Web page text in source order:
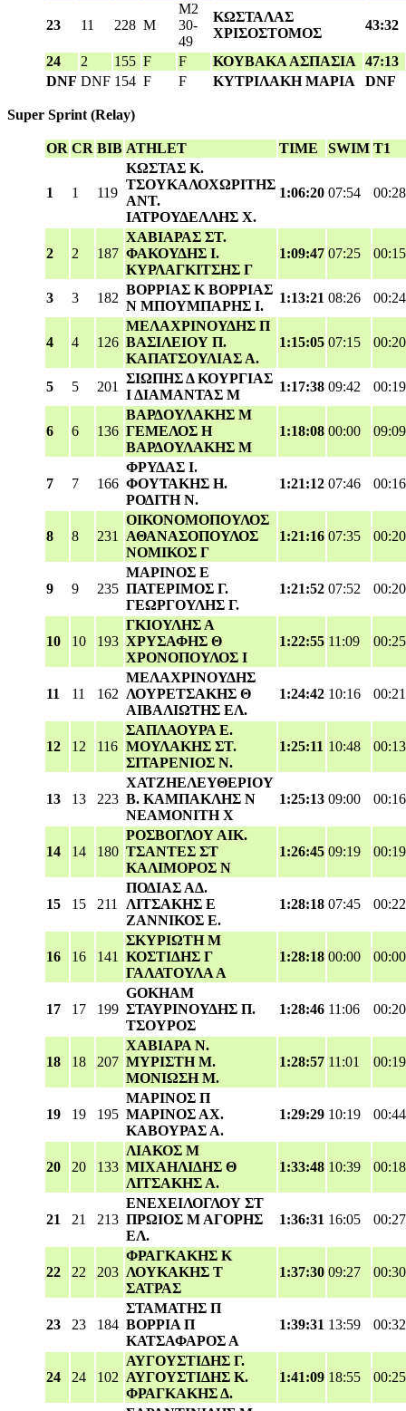
23 11 228 M
M2
30-
49
ΚΩΣΤΑΛΑΣ
ΧΡΙΣΟΣΤΟΜΟΣ
43:32
24 2 155 F F ΚΟΥΒΑΚΑ ΑΣΠΑΣΙΑ
47:13
DNF DNF 154 F F ΚΥΤΡΙΛΑΚΗ ΜΑΡΙΑ DNF
Super Sprint (Relay)
OR CR BIB ATHLET TIME SWIM T1
1 1 119
ΚΩΣΤΑΣ Κ.
ΤΣΟΥΚΑΛΟΧΩΡΙΤΗΣ
ΑΝΤ.
ΙΑΤΡΟΥΔΕΛΛΗΣ Χ.
1:06:20 07:54 00:28
2 2 187
ΧΑΒΙΑΡΑΣ ΣΤ.
ΦΑΚΟΥΔΗΣ Ι.
ΚΥΡΛΑΓΚΙΤΣΗΣ Γ
1:09:47 07:25 00:15
3 3 182
ΒΟΡΡΙΑΣ Κ ΒΟΡΡΙΑΣ
Ν ΜΠΟΥΜΠΑΡΗΣ Ι.
1:13:21 08:26 00:24
4 4 126
ΜΕΛΑΧΡΙΝΟΥΔΗΣ Π
ΒΑΣΙΛΕΙΟΥ Π.
ΚΑΠΑΤΣΟΥΛΙΑΣ Α.
1:15:05 07:15 00:20
5 5 201
ΣΙΩΠΗΣ Δ ΚΟΥΡΓΙΑΣ
Ι ΔΙΑΜΑΝΤΑΣ Μ
1:17:38 09:42 00:19
6 6 136
ΒΑΡΔΟΥΛΑΚΗΣ Μ
ΓΕΜΕΛΟΣ Η
ΒΑΡΔΟΥΛΑΚΗΣ Μ
1:18:08 00:00 09:09
7 7 166
ΦΡΥΔΑΣ Ι.
ΦΟΥΤΑΚΗΣ Η.
ΡΟΔΙΤΗ Ν.
1:21:12 07:46 00:16
8 8 231
ΟΙΚΟΝΟΜΟΠΟΥΛΟΣ
ΑΘΑΝΑΣΟΠΟΥΛΟΣ
ΝΟΜΙΚΟΣ Γ
1:21:16 07:35 00:20
9 9 235
ΜΑΡΙΝΟΣ Ε
ΠΑΤΕΡΙΜΟΣ Γ.
ΓΕΩΡΓΟΥΛΗΣ Γ.
1:21:52 07:52 00:20
10 10 193
ΓΚΙΟΥΛΗΣ Α
ΧΡΥΣΑΦΗΣ Θ
ΧΡΟΝΟΠΟΥΛΟΣ Ι
1:22:55 11:09 00:25
11 11 162
ΜΕΛΑΧΡΙΝΟΥΔΗΣ
ΛΟΥΡΕΤΣΑΚΗΣ Θ
ΑΙΒΑΛΙΩΤΗΣ ΕΛ.
1:24:42 10:16 00:21
12 12 116
ΣΑΠΛΑΟΥΡΑ Ε.
ΜΟΥΛΑΚΗΣ ΣΤ.
ΣΙΤΑΡΕΝΙΟΣ Ν.
1:25:11 10:48 00:13
13 13 223
ΧΑΤΖΗΕΛΕΥΘΕΡΙΟΥ
Β. ΚΑΜΠΑΚΛΗΣ Ν
ΝΕΑΜΟΝΙΤΗ Χ
1:25:13 09:00 00:16
14 14 180
ΡΟΣΒΟΓΛΟΥ ΑΙΚ.
ΤΣΑΝΤΕΣ ΣΤ
ΚΑΛΙΜΟΡΟΣ Ν
1:26:45 09:19 00:19
15 15 211
ΠΟΔΙΑΣ ΑΔ.
ΛΙΤΣΑΚΗΣ Ε
ΖΑΝΝΙΚΟΣ Ε.
1:28:18 07:45 00:22
16 16 141
ΣΚΥΡΙΩΤΗ Μ
ΚΟΣΤΙΔΗΣ Γ
ΓΑΛΑΤΟΥΛΑ Α
1:28:18 00:00 00:00
17 17 199
GOKHAM
ΣΤΑΥΡΙΝΟΥΔΗΣ Π.
ΤΣΟΥΡΟΣ
1:28:46 11:06 00:20
18 18 207
ΧΑΒΙΑΡΑ Ν.
ΜΥΡΙΣΤΗ Μ.
ΜΟΝΙΩΣΗ Μ.
1:28:57 11:01 00:19
19 19 195
ΜΑΡΙΝΟΣ Π
ΜΑΡΙΝΟΣ ΑΧ.
ΚΑΒΟΥΡΑΣ Α.
1:29:29 10:19 00:44
20 20 133
ΛΙΑΚΟΣ Μ
ΜΙΧΑΗΛΙΔΗΣ Θ
ΛΙΤΣΑΚΗΣ Α.
1:33:48 10:39 00:18
21 21 213
ΕΝΕΧΕΙΛΟΓΛΟΥ ΣΤ
ΠΡΩΙΟΣ Μ ΑΓΟΡΗΣ
ΕΛ.
1:36:31 16:05 00:27
22 22 203
ΦΡΑΓΚΑΚΗΣ Κ
ΛΟΥΚΑΚΗΣ Τ
ΣΑΤΡΑΣ
1:37:30 09:27 00:30
23 23 184
ΣΤΑΜΑΤΗΣ Π
ΒΟΡΡΙΑ Π
ΚΑΤΣΑΦΑΡΟΣ Α
1:39:31 13:59 00:32
24 24 102
ΑΥΓΟΥΣΤΙΔΗΣ Γ.
ΑΥΓΟΥΣΤΙΔΗΣ Κ.
ΦΡΑΓΚΑΚΗΣ Δ.
1:41:09 18:55 00:25